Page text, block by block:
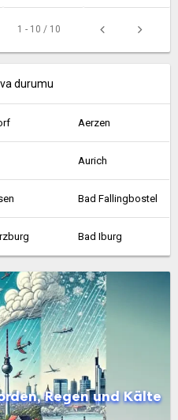
1 - 10 / 10
durumu
Aerzen
Aurich
Bad Fallingbostel
Bad Iburg
Bad Münder am Deister Bad Nenndorf
Bad Zwischenahn
Bassum
Beverstedt
Regen und Kälte